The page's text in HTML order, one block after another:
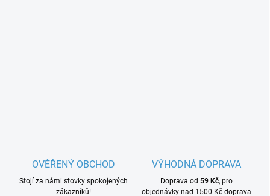
OVĚŘENÝ OBCHOD
Stojí za námi stovky spokojených
zákazníků!
VÝHODNÁ DOPRAVA
Doprava od 59 Kč, pro
objednávky nad 1500 Kč doprava